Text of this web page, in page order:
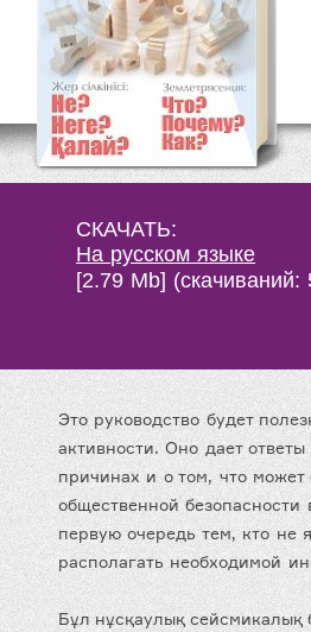
СКАЧАТЬ:
На русском языке
[2.79 Mb] (cкачиваний:
Это руководство будет
активности. Оно дает
причинах и о том, что
общественной
первую очередь тем, кто не
располагать необходимой
Бұл нұсқаулық сейсмикалық